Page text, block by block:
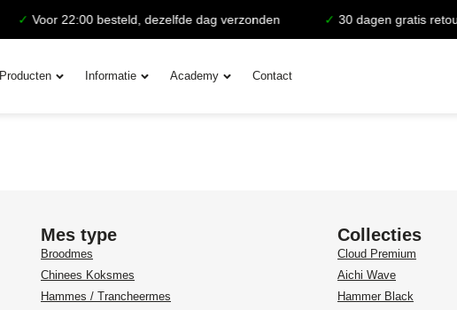
✓Voor 22:00 besteld, dezelfde dag verzonden ✓30 dagen gratis retour
Producten Informatie Academy Contact
Mes type
Broodmes
Chinees Koksmes
Hammes / Trancheermes
Collecties
Cloud Premium
Aichi Wave
Hammer Black